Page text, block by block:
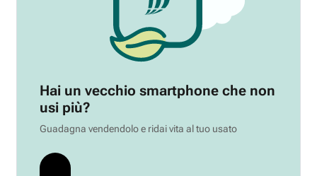
Hai un vecchio smartphone che non
usi più?
Guadagna vendendolo e ridai vita al tuo usato